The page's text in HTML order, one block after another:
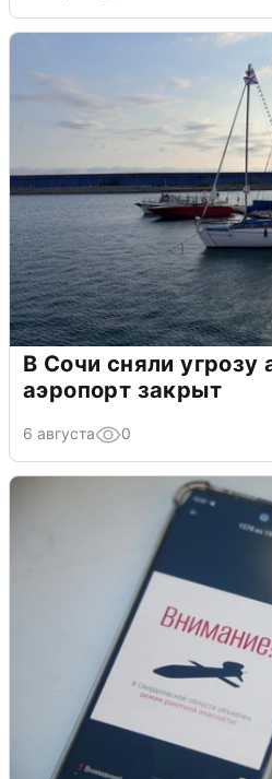
В Сочи сняли угрозу
аэропорт закрыт
6 августа 0